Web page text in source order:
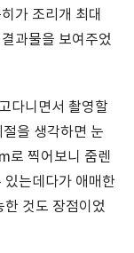
가 조리개 최대
과물을 보여주었
다니면서 촬영할
을 생각하면 눈
로 찍어보니 줌렌
있는데다가 애매한
것도 장점이었